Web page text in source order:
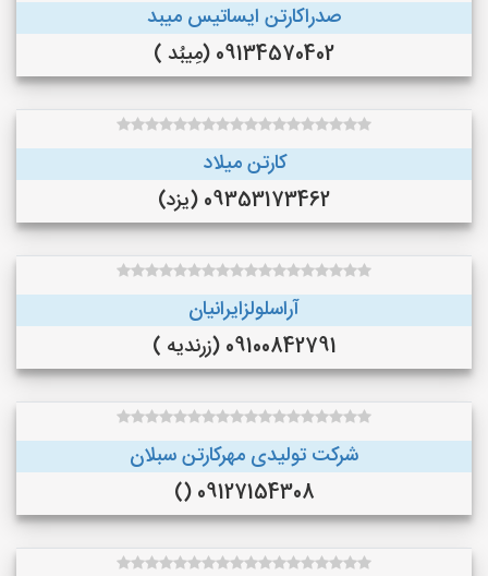
صدراکارتن ایساتیس میبد
09134570402 (مِیبُد )
کارتن میلاد
09353173462 (یزد)
آراسلولزایرانیان
09100842791 (زرندیه )
شرکت تولیدی مهرکارتن سبلان
09127154308 ()